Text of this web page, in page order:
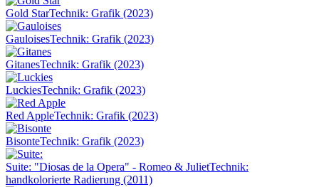
Gold StarTechnik: Grafik (2023)
GauloisesTechnik: Grafik (2023)
GitanesTechnik: Grafik (2023)
LuckiesTechnik: Grafik (2023)
Red AppleTechnik: Grafik (2023)
BisonteTechnik: Grafik (2023)
Suite: "Diosas de la Opera" - Romeo & JulietTechnik:
handkolorierte Radierung (2011)